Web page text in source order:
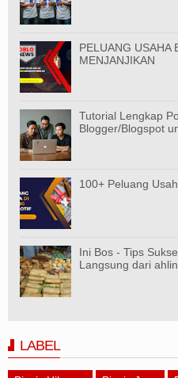
PELUANG USAHA
MENJANJIKAN
Tutorial Lengkap
Blogger/Blogspot
100+ Peluang
Ini Bos - Tips
Langsung dari
LABEL